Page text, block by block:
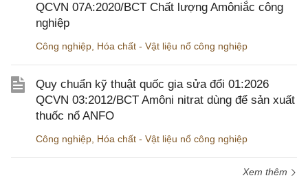
QCVN 07A:2020/BCT Chất lượng Amôniắc công
nghiệp
Công nghiệp Hóa chất - Vật liệu nổ công nghiệp
Quy chuẩn kỹ thuật quốc gia sửa đổi 01:2026
QCVN 03:2012/BCT Amôni nitrat dùng để sản xuất
thuốc nổ ANFO
Công nghiệp Hóa chất - Vật liệu nổ công nghiệp
Xem thêm